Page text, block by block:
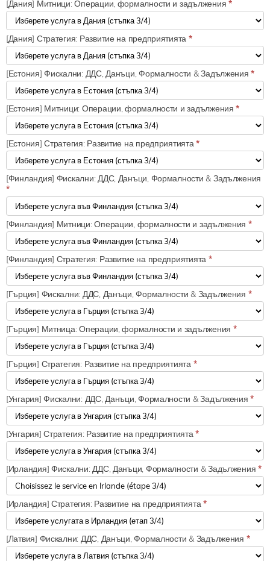
[Дания] Митници: Операции, формалности и задължения *
[Дания] Стратегия: Развитие на предприятията *
[Естония] Фискални: ДДС, Данъци, Формалности & Задължения*
[Естония] Митници: Операции, формалности и задължения*
[Естония] Стратегия: Развитие на предприятията*
[Финландия] Фискални: ДДС, Данъци, Формалности & Задължения
*
[Финландия] Митници: Операции, формалности и задължения *
[Финландия] Стратегия: Развитие на предприятията *
[Гърция] Фискални: ДДС, Данъци, Формалности & Задължения *
[Гърция] Митница: Операции, формалности и задължения *
[Гърция] Стратегия: Развитие на предприятията *
[Унгария] Фискални: ДДС, Данъци, Формалности & Задължения*
[Унгария] Стратегия: Развитие на предприятията*
[Ирландия] Фискални: ДДС, Данъци, Формалности & Задължения*
[Ирландия] Стратегия: Развитие на предприятията*
[Латвия] Фискални: ДДС, Данъци, Формалности & Задължения *